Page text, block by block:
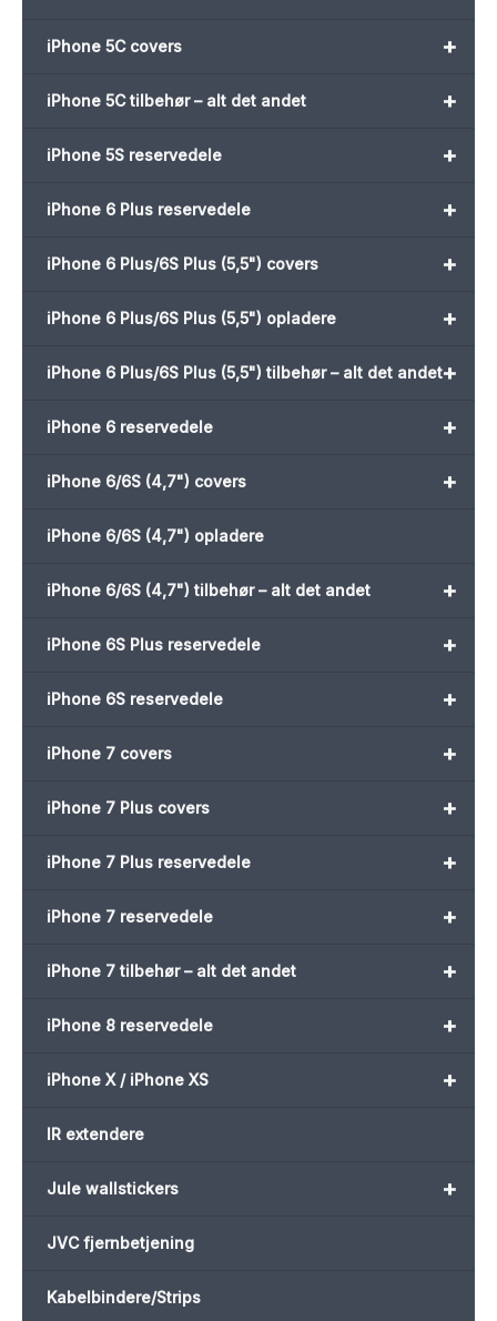
+
iPhone 5C covers
+
iPhone 5C tilbehør – alt det andet
+
iPhone 5S reservedele
+
iPhone 6 Plus reservedele
+
iPhone 6 Plus/6S Plus (5,5") covers
+
iPhone 6 Plus/6S Plus (5,5") opladere
+
iPhone 6 Plus/6S Plus (5,5") tilbehør – alt det andet
+
iPhone 6 reservedele
+
iPhone 6/6S (4,7") covers
iPhone 6/6S (4,7") opladere
+
iPhone 6/6S (4,7") tilbehør – alt det andet
+
iPhone 6S Plus reservedele
+
iPhone 6S reservedele
+
iPhone 7 covers
+
iPhone 7 Plus covers
+
iPhone 7 Plus reservedele
+
iPhone 7 reservedele
+
iPhone 7 tilbehør – alt det andet
+
iPhone 8 reservedele
+
iPhone X / iPhone XS
IR extendere
+
Jule wallstickers
JVC fjernbetjening
Kabelbindere/Strips